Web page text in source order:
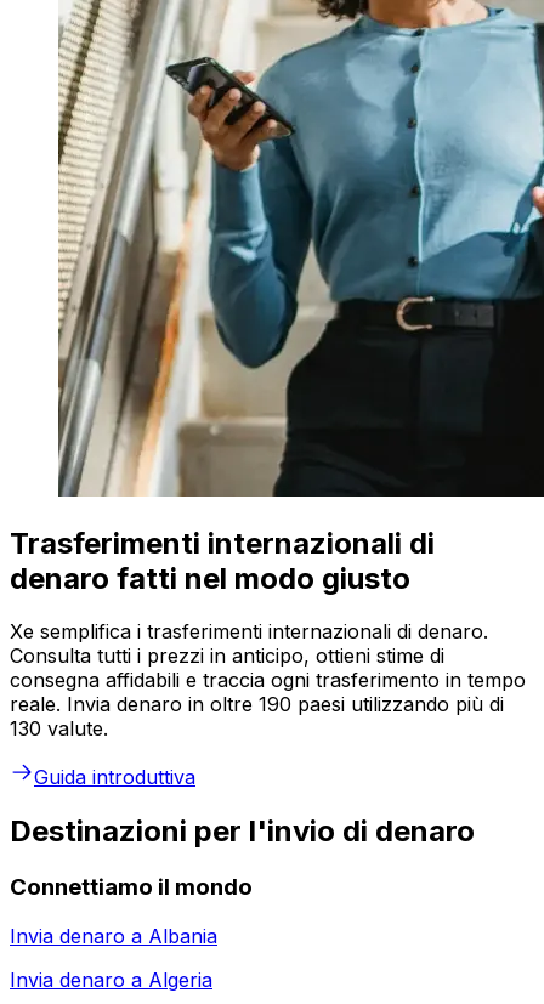
Trasferimenti internazionali di
denaro fatti nel modo giusto
Xe semplifica i trasferimenti internazionali di denaro.
Consulta tutti i prezzi in anticipo, ottieni stime di
consegna affidabili e traccia ogni trasferimento in tempo
reale. Invia denaro in oltre 190 paesi utilizzando più di
130 valute.
Guida introduttiva
Destinazioni per l'invio di denaro
Connettiamo il mondo
Invia denaro a Albania
Invia denaro a Algeria